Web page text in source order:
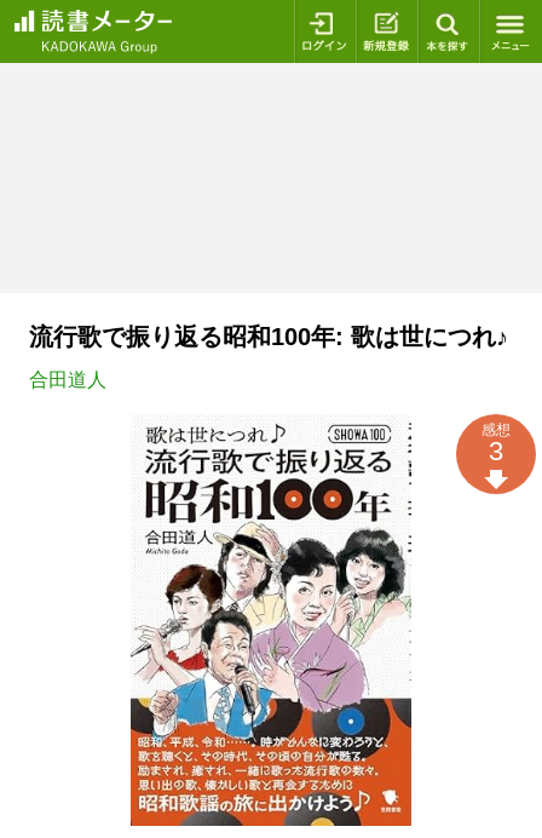
ログイン 新規登録
流行歌で振り返る昭和100年: 歌は世につれ♪
合田道人
感想
3